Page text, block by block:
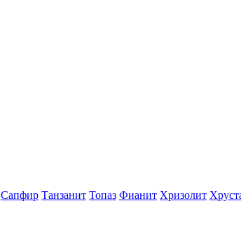
Сапфир Танзанит Топаз Фианит Хризолит